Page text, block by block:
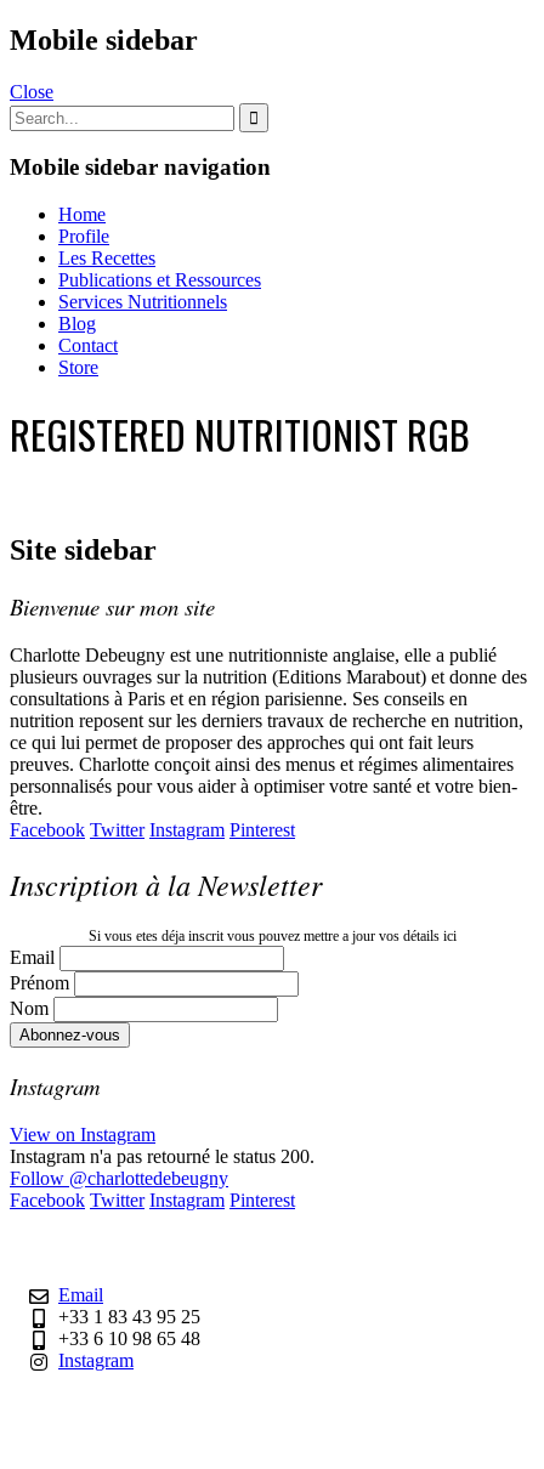
Mobile sidebar
Close
Mobile sidebar navigation
Home
Profile
Les Recettes
Publications et Ressources
Services Nutritionnels
Blog
Contact
Store
REGISTERED NUTRITIONIST RGB
Site sidebar
Bienvenue sur mon site
Charlotte Debeugny est une nutritionniste anglaise, elle a publié
plusieurs ouvrages sur la nutrition (Editions Marabout) et donne des
consultations à Paris et en région parisienne. Ses conseils en
nutrition reposent sur les derniers travaux de recherche en nutrition,
ce qui lui permet de proposer des approches qui ont fait leurs
preuves. Charlotte conçoit ainsi des menus et régimes alimentaires
personnalisés pour vous aider à optimiser votre santé et votre bien-
être.
Facebook Twitter Instagram Pinterest
Inscription à la Newsletter
Si vous etes déja inscrit vous pouvez mettre a jour vos détails ici
Email
Prénom
Nom
Instagram
View on Instagram
Instagram n'a pas retourné le status 200.
Follow @charlottedebeugny
Facebook Twitter Instagram Pinterest
Email
+33 1 83 43 95 25
+33 6 10 98 65 48
Instagram